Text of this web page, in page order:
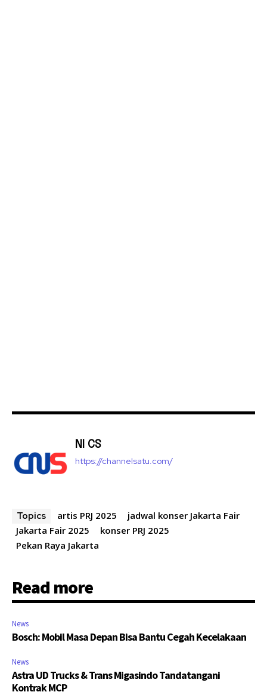
NI CS
https://channelsatu.com/
Topics artis PRJ 2025
jadwal konser Jakarta Fair
Jakarta Fair 2025
konser PRJ 2025
Pekan Raya Jakarta
Read more
News
Bosch: Mobil Masa Depan Bisa Bantu Cegah Kecelakaan
News
Astra UD Trucks & Trans Migasindo Tandatangani
Kontrak MCP